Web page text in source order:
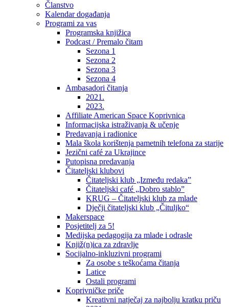
Članstvo
Kalendar događanja
Programi za vas
Programska knjižica
Podcast / Premalo čitam
Sezona 1
Sezona 2
Sezona 3
Sezona 4
Ambasadori čitanja
2021.
2023.
Affiliate American Space Koprivnica
Informacijska istraživanja & učenje
Predavanja i radionice
Mala škola korištenja pametnih telefona za starije
Jezični café za Ukrajince
Putopisna predavanja
Čitateljski klubovi
Čitateljski klub „Između redaka”
Čitateljski café „Dobro stablo”
KRUG – Čitateljski klub za mlade
Dječji čitateljski klub „Čituljko“
Makerspace
Posjetitelj za 5!
Medijska pedagogija za mlade i odrasle
Knjiž(n)ica za zdravlje
Socijalno-inkluzivni programi
Za osobe s teškoćama čitanja
Latice
Ostali programi
Koprivničke priče
Kreativni natječaj za najbolju kratku priču